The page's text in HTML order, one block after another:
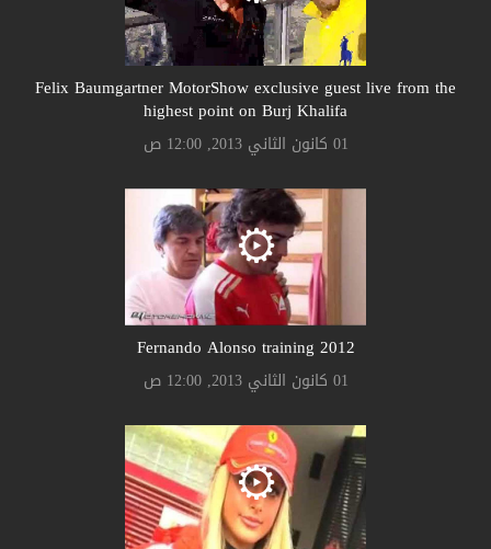
Felix Baumgartner MotorShow exclusive guest live from the
highest point on Burj Khalifa
01 كانون الثاني 2013, 12:00 ص
Fernando Alonso training 2012
01 كانون الثاني 2013, 12:00 ص